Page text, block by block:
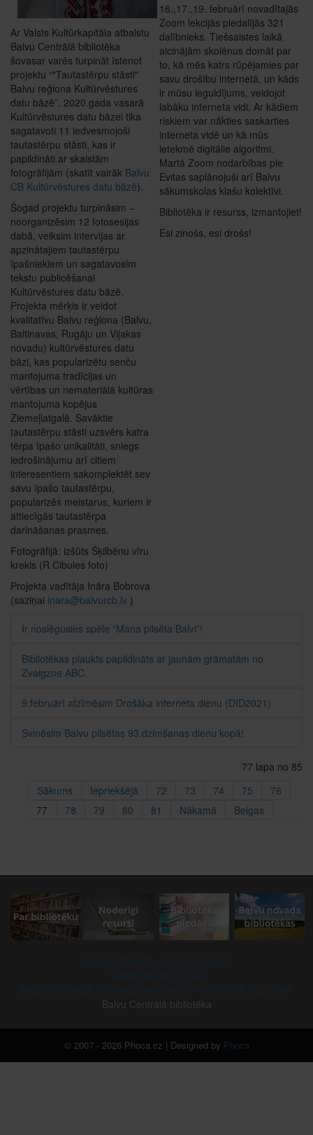
Ar Valsts Kultūrkapitāla atbalstu
Balvu Centrālā bibliotēka
šovasar varēs turpināt īstenot
projektu “"Tautastērpu stāsti"
Balvu reģiona Kultūrvēstures
datu bāzē”. 2020.gada vasarā
Kultūrvēstures datu bāzei tika
sagatavoti 11 iedvesmojoši
tautastērpu stāsti, kas ir
papildināti ar skaistām
fotogrāfijām (skatīt vairāk Balvu
CB Kultūrvēstures datu bāzē).
Šogad projektu turpināsim –
noorganizēsim 12 fotosesijas
dabā, veiksim intervijas ar
apzinātajiem tautastērpu
īpašniekiem un sagatavosim
tekstu publicēšanai
Kultūrvēstures datu bāzē.
Projekta mērķis ir veidot
kvalitatīvu Balvu reģiona (Balvu,
Baltinavas, Rugāju un Viļakas
novadu) kultūrvēstures datu
bāzi, kas popularizētu senču
mantojuma tradīcijas un
vērtības un nemateriālā kultūras
mantojuma kopējus
Ziemeļlatgalē. Savāktie
tautastērpu stāsti uzsvērs katra
tērpa īpašo unikalitāti, sniegs
iedrošinājumu arī citiem
interesentiem sakomplektēt sev
savu īpašo tautastērpu,
popularizēs meistarus, kuriem ir
attiecīgās tautastērpa
darināšanas prasmes.
Fotogrāfijā: izšūts Šķilbēnu vīru
krekls (R.Cibules foto)
Projekta vadītāja Ināra Bobrova
(saziņai inara@balvurcb.lv )
16.,17.,19. februārī novadītajās
Zoom lekcijās piedalījās 321
dalībnieks. Tiešsaistes laikā
aicinājām skolēnus domāt par
to, kā mēs katrs rūpējamies par
savu drošību internetā, un kāds
ir mūsu ieguldījums, veidojot
labāku interneta vidi. Ar kādiem
riskiem var nākties saskarties
interneta vidē un kā mūs
ietekmē digitālie algoritmi.
Martā Zoom nodarbības pie
Evitas saplānojuši arī Balvu
sākumskolas klašu kolektīvi.
Bibliotēka ir resurss, izmantojiet!
Esi zinošs, esi drošs!
Ir noslēgusies spēle “Mana pilsēta Balvi”!
Bibliotēkas plaukts papildināts ar jaunām grāmatām no
Zvaigzne ABC.
9.februārī atzīmēsim Drošāka interneta dienu (DID2021)
Svinēsim Balvu pilsētas 93.dzimšanas dienu kopā!
77 lapa no 85
Sākums
Iepriekšējā 72 73 74 75
76
77
78 79 80 81 Nākamā Beigas
Balvu Centrālā bibliotēka
© 2007 - 2026 Phoca.cz | Designed by Phoca